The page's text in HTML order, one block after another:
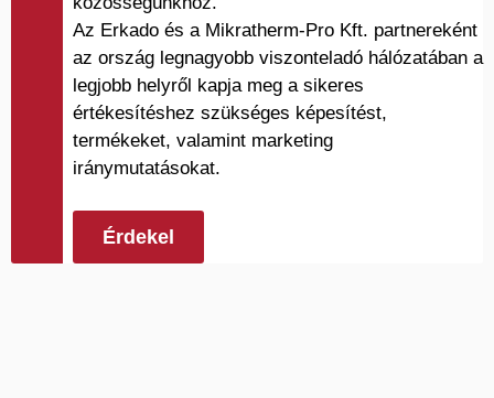
Az Erkado és a Mikratherm-Pro Kft. partnereként
az ország legnagyobb viszonteladó hálózatában a
legjobb helyről kapja meg a sikeres
értékesítéshez szükséges képesítést,
termékeket, valamint marketing
iránymutatásokat.
Érdekel